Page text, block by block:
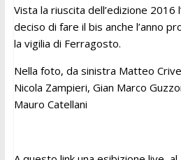
Vista la riuscita dell’edizione 2016
deciso di fare il bis anche l’anno
la vigilia di Ferragosto.
Nella foto, da sinistra Matteo
Nicola Zampieri, Gian Marco
Mauro Catellani